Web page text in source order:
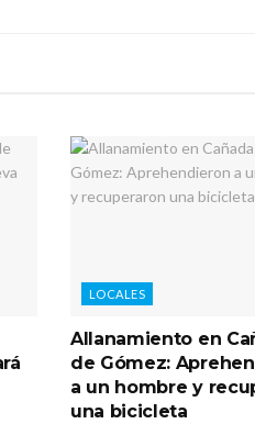
LOCALES
Allanamiento en
de Gómez:
a un hombre y
una bicicleta